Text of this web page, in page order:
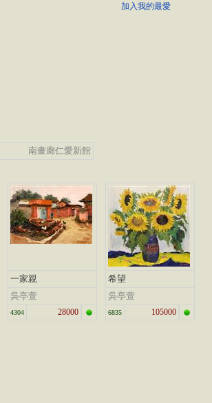
加入我的最愛
南畫廊仁愛新館
一家親
吳亭萱
4304 28000
希望
吳亭萱
6835 105000